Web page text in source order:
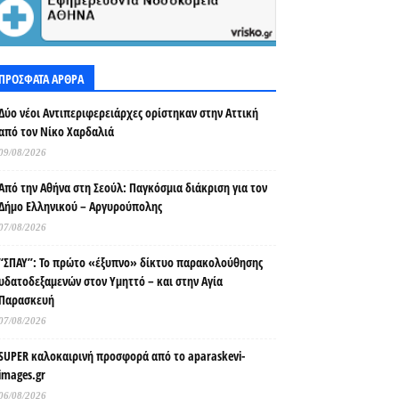
ΑΡΘΡΑ
νέοι Αντιπεριφερειάρχες ορίστηκαν στην Αττική
τον Νίκο Χαρδαλιά
08/2026
την Αθήνα στη Σεούλ: Παγκόσμια διάκριση για τον
Ελληνικού – Αργυρούπολης
08/2026
Το πρώτο «έξυπνο» δίκτυο παρακολούθησης
στον Υμηττό – και στην Αγία
08/2026
καλοκαιρινή προσφορά από το aparaskevi-
08/2026